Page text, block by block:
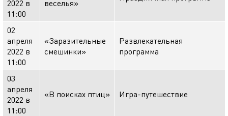
2022 в
11:00
веселья»
02
апреля
2022 в
11:00
«Заразительные
смешинки»
Развлекательная
программа
03
апреля
2022 в
11:00
«В поисках птиц» Игра-путешествие